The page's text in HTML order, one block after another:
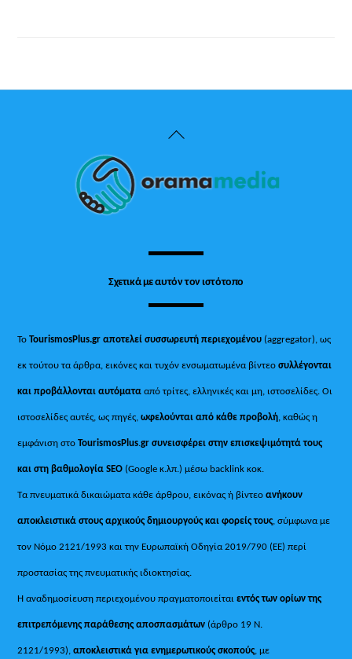
Back
Top
Σχετικά με αυτόν τον ιστότοπο
ΤοTourismosPlus.gr αποτελεί συσσωρευτή περιεχομένου (aggregator), ως
εκ τούτου τα άρθρα, εικόνες και τυχόν ενσωματωμένα βίντεοσυλλέγονται
και προβάλλονται αυτόματααπό τρίτες, ελληνικές και μη, ιστοσελίδες. Οι
ιστοσελίδες αυτές, ως πηγές,ωφελούνται από κάθε προβολή, καθώς η
εμφάνιση στοTourismosPlus.gr συνεισφέρει στην επισκεψιμότητά τους
και στη βαθμολογία SEO (Google κ.λπ.) μέσω backlink κοκ.
Τα πνευματικά δικαιώματα κάθε άρθρου, εικόνας ή βίντεοανήκουν
αποκλειστικά στους αρχικούς δημιουργούς και φορείς τους, σύμφωνα με
τον Νόμο 2121/1993 και την Ευρωπαϊκή Οδηγία 2019/790 (ΕΕ) περί
προστασίας της πνευματικής ιδιοκτησίας.
Η αναδημοσίευση περιεχομένου πραγματοποιείταιεντός των ορίων της
επιτρεπόμενης παράθεσης αποσπασμάτων (άρθρο 19 Ν.
2121/1993), αποκλειστικά για ενημερωτικούς σκοπούς, με